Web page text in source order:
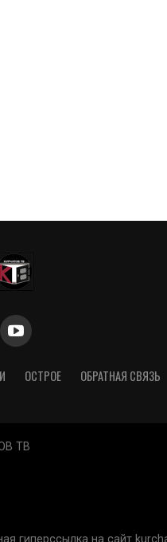
ОСТРОЕ ОБРАТНАЯ СВЯЗЬ
ТВ
гиперссылка на сайт